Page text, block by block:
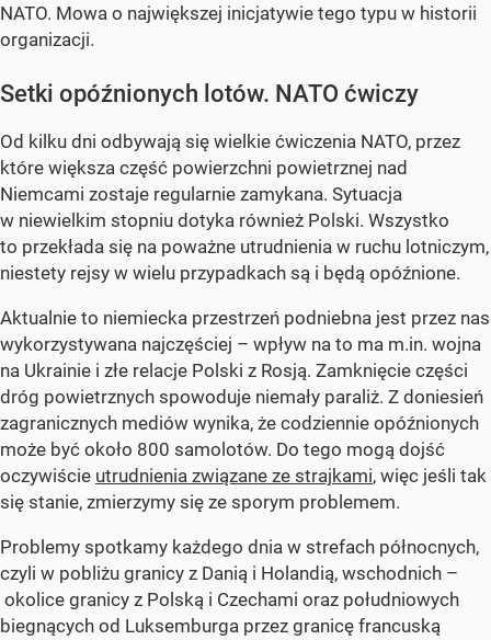
NATO. Mowa o największej inicjatywie tego typu w historii
organizacji.
Setki opóźnionych lotów. NATO ćwiczy
Od kilku dni odbywają się wielkie ćwiczenia NATO, przez
które większa część powierzchni powietrznej nad
Niemcami zostaje regularnie zamykana. Sytuacja
w niewielkim stopniu dotyka również Polski. Wszystko
to przekłada się na poważne utrudnienia w ruchu lotniczym,
niestety rejsy w wielu przypadkach są i będą opóźnione.
Aktualnie to niemiecka przestrzeń podniebna jest przez nas
wykorzystywana najczęściej – wpływ na to ma m.in. wojna
na Ukrainie i złe relacje Polski z Rosją. Zamknięcie części
dróg powietrznych spowoduje niemały paraliż. Z doniesień
zagranicznych mediów wynika, że codziennie opóźnionych
może być około 800 samolotów. Do tego mogą dojść
oczywiście utrudnienia związane ze strajkami, więc jeśli tak
się stanie, zmierzymy się ze sporym problemem.
Problemy spotkamy każdego dnia w strefach północnych,
czyli w pobliżu granicy z Danią i Holandią, wschodnich –
okolice granicy z Polską i Czechami oraz południowych
biegnących od Luksemburga przez granicę francuską